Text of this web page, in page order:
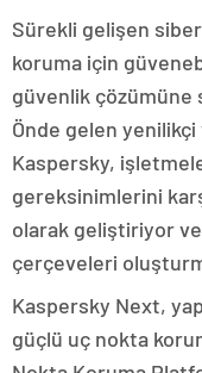
Sürekli gelişen
koruma için
güvenlik çözümüne
Önde gelen
Kaspersky,
gereksinimlerini
olarak geliştiriyor
çerçeveleri
Kaspersky Next,
güçlü uç nokta